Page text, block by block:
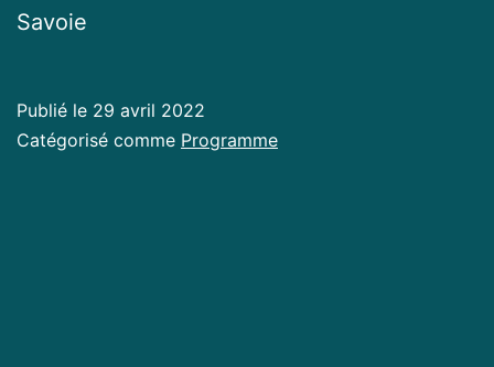
Savoie
Publié le 29 avril 2022
Catégorisé comme Programme